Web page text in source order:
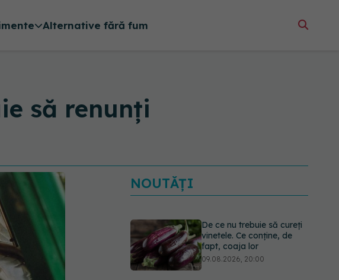
Alternative fără fum
să renunți
NOUTĂȚI
De ce nu trebuie să cureți
vinetele. Ce conține, de
fapt, coaja lor
09.08.2026, 20:00